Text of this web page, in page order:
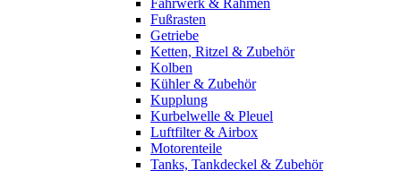
Fahrwerk & Rahmen
Fußrasten
Getriebe
Ketten, Ritzel & Zubehör
Kolben
Kühler & Zubehör
Kupplung
Kurbelwelle & Pleuel
Luftfilter & Airbox
Motorenteile
Tanks, Tankdeckel & Zubehör